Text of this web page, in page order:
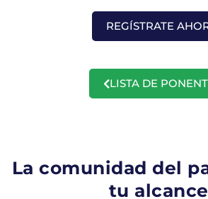
REGÍSTRATE
LISTA DE
La comunidad del
tu alcance